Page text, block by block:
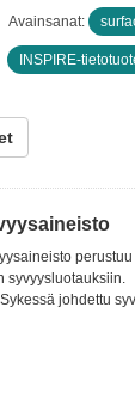
Avainsanat:
INSPIRE-
syvyysluotauksiin.
johdettu